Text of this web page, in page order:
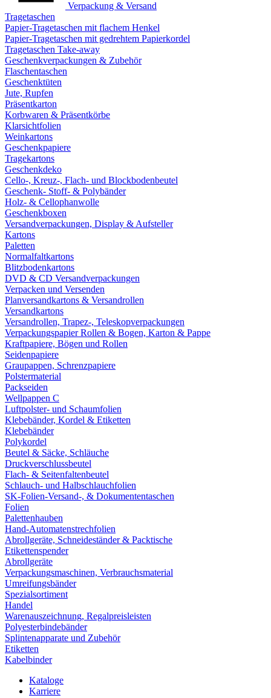
Verpackung & Versand
Tragetaschen
Papier-Tragetaschen mit flachem Henkel
Papier-Tragetaschen mit gedrehtem Papierkordel
Tragetaschen Take-away
Geschenkverpackungen & Zubehör
Flaschentaschen
Geschenktüten
Jute, Rupfen
Präsentkarton
Korbwaren & Präsentkörbe
Klarsichtfolien
Weinkartons
Geschenkpapiere
Tragekartons
Geschenkdeko
Cello-, Kreuz-, Flach- und Blockbodenbeutel
Geschenk- Stoff- & Polybänder
Holz- & Cellophanwolle
Geschenkboxen
Versandverpackungen, Display & Aufsteller
Kartons
Paletten
Normalfaltkartons
Blitzbodenkartons
DVD & CD Versandverpackungen
Verpacken und Versenden
Planversandkartons & Versandrollen
Versandkartons
Versandrollen, Trapez-, Teleskopverpackungen
Verpackungspapier Rollen & Bogen, Karton & Pappe
Kraftpapiere, Bögen und Rollen
Seidenpapiere
Graupappen, Schrenzpapiere
Polstermaterial
Packseiden
Wellpappen C
Luftpolster- und Schaumfolien
Klebebänder, Kordel & Etiketten
Klebebänder
Polykordel
Beutel & Säcke, Schläuche
Druckverschlussbeutel
Flach- & Seitenfaltenbeutel
Schlauch- und Halbschlauchfolien
SK-Folien-Versand-, & Dokumententaschen
Folien
Palettenhauben
Hand-Automatenstrechfolien
Abrollgeräte, Schneideständer & Packtische
Etikettenspender
Abrollgeräte
Verpackungsmaschinen, Verbrauchsmaterial
Umreifungsbänder
Spezialsortiment
Handel
Warenauszeichnung, Regalpreisleisten
Polyesterbindebänder
Splintenapparate und Zubehör
Etiketten
Kabelbinder
Kataloge
Karriere